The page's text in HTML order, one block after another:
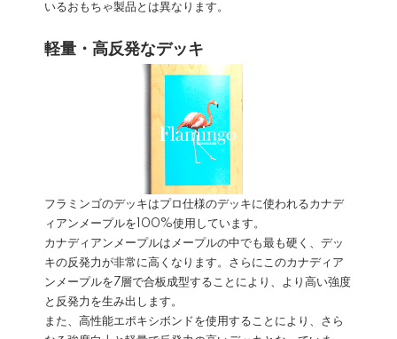
いるおもちゃ製品とは異なります。
軽量・高反発なデッキ
フラミンゴのデッキはプロ仕様のデッキに使われるカナデ
ィアンメープルを100%使用しています。
カナディアンメープルはメープルの中でも最も硬く、デッ
キの反発力が非常に高くなります。さらにこのカナディア
ンメープルを7層で合板成型することにより、より高い強度
と反発力を生み出します。
また、高性能エポキシボンドを使用することにより、さら